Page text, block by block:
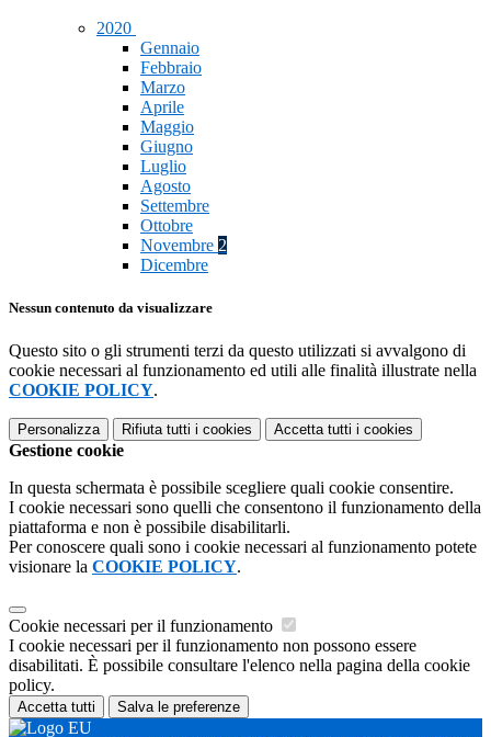
2020
Gennaio
Febbraio
Marzo
Aprile
Maggio
Giugno
Luglio
Agosto
Settembre
Ottobre
Novembre 2
Dicembre
Nessun contenuto da visualizzare
Questo sito o gli strumenti terzi da questo utilizzati si avvalgono di
cookie necessari al funzionamento ed utili alle finalità illustrate nella
COOKIE POLICY.
Personalizza Rifiuta tutti i cookies Accetta tutti i cookies
Gestione cookie
In questa schermata è possibile scegliere quali cookie consentire.
I cookie necessari sono quelli che consentono il funzionamento della
piattaforma e non è possibile disabilitarli.
Per conoscere quali sono i cookie necessari al funzionamento potete
visionare la COOKIE POLICY.
Cookie necessari per il funzionamento
I cookie necessari per il funzionamento non possono essere
disabilitati. È possibile consultare l'elenco nella pagina della cookie
policy.
Accetta tutti Salva le preferenze